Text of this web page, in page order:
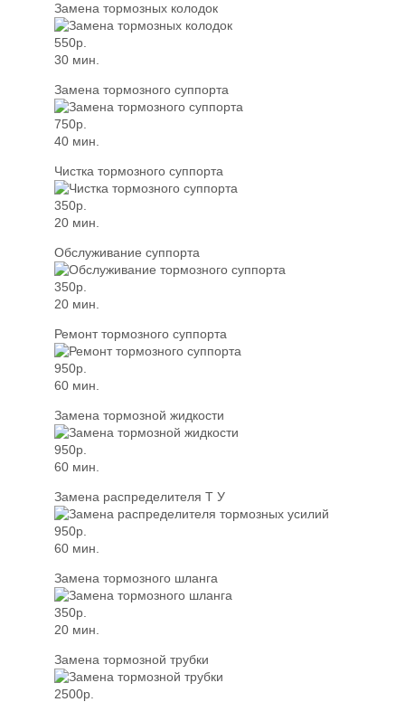
Замена тормозных колодок
550р.
30 мин.
Замена тормозного суппорта
750р.
40 мин.
Чистка тормозного суппорта
350р.
20 мин.
Обслуживание суппорта
350р.
20 мин.
Ремонт тормозного суппорта
950р.
60 мин.
Замена тормозной жидкости
950р.
60 мин.
Замена распределителя Т У
950р.
60 мин.
Замена тормозного шланга
350р.
20 мин.
Замена тормозной трубки
2500р.